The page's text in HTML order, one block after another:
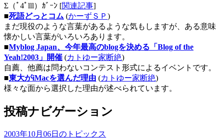
Σ（ﾟ4ﾟlll）ｶﾞｰﾝ [関連記事]
■死語どっとコム (かーずＳＰ )
まだ現役のような言葉があるような気もしますが、ある意味
懐かしい言葉がいろいろあります。
■Myblog Japan、今年最高のblogを決める「Blog of the
Yeah!2003」開催 (カトゆー家断絶)
自薦、他薦は問わないコンテスト形式によるイベントです。
■東大がiMacを選んだ理由 (カトゆー家断絶)
様々な面から選択した理由が述べられています。
投稿ナビゲーション
2003年10月06日のトピックス